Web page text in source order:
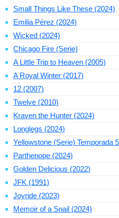
Small Things Like These (2024)
Emilia Pérez (2024)
Wicked (2024)
Chicago Fire (Serie)
A Little Trip to Heaven (2005)
A Royal Winter (2017)
12 (2007)
Twelve (2010)
Kraven the Hunter (2024)
Longlegs (2024)
Yellowstone (Serie) Temporada 5
Parthenope (2024)
Golden Delicious (2022)
JFK (1991)
Joyride (2023)
Memoir of a Snail (2024)